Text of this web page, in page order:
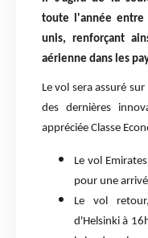
toute l'année entre
unis, renforçant
aérienne dans les
Le vol sera assuré
des dernières
appréciée Classe
Le vol
pour une
Le vol
d'Helsinki à